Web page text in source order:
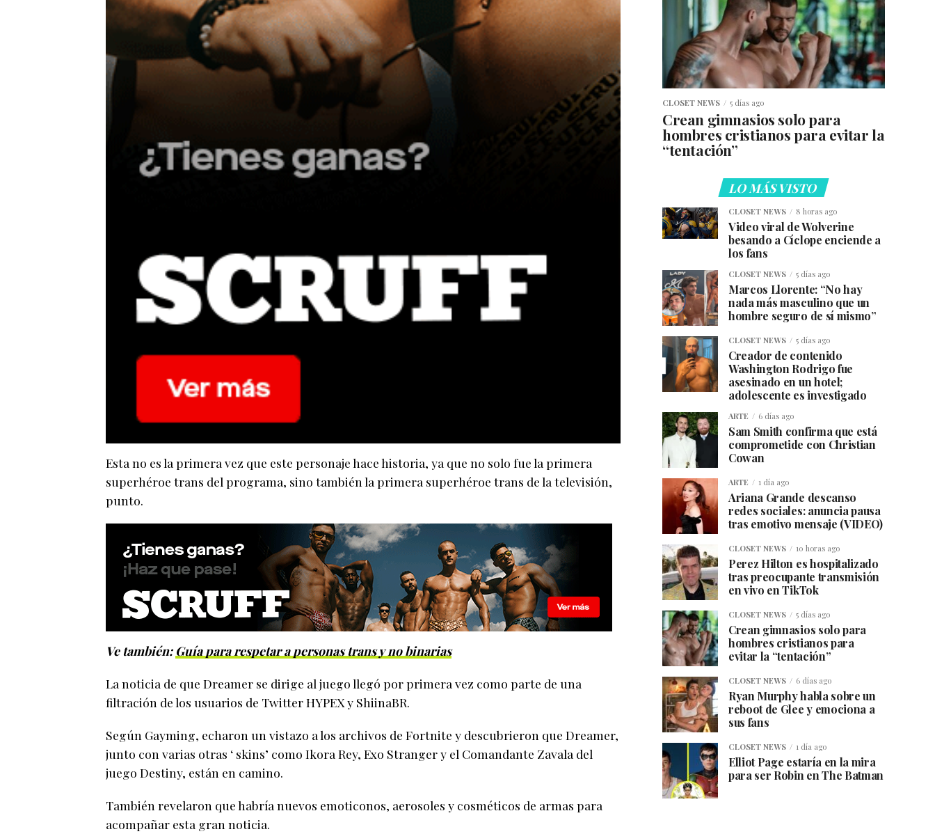
Esta no es la primera vez que este personaje hace historia, ya que no solo fue la primera
superhéroe trans del programa, sino también la primera superhéroe trans de la televisión,
punto.
Ve también: Guía para respetar a personas trans y no binarias
La noticia de que Dreamer se dirige al juego llegó por primera vez como parte de una
filtración de los usuarios de Twitter HYPEX y ShiinaBR.
Según Gayming, echaron un vistazo a los archivos de Fortnite y descubrieron que Dreamer,
junto con varias otras ‘ skins’ como Ikora Rey, Exo Stranger y el Comandante Zavala del
juego Destiny, están en camino.
También revelaron que habría nuevos emoticonos, aerosoles y cosméticos de armas para
acompañar esta gran noticia.
CLOSET NEWS 5 días ago
Crean gimnasios solo para
hombres cristianos para evitar la
“tentación”
LO MÁS VISTO
CLOSET NEWS 8 horas ago
Video viral de Wolverine
besando a Cíclope enciende a
los fans
CLOSET NEWS 5 días ago
Marcos Llorente: “No hay
nada más masculino que un
hombre seguro de sí mismo”
CLOSET NEWS 5 días ago
Creador de contenido
Washington Rodrigo fue
asesinado en un hotel;
adolescente es investigado
ARTE 6 días ago
Sam Smith confirma que está
comprometide con Christian
Cowan
ARTE 1 día ago
Ariana Grande descanso
redes sociales: anuncia pausa
tras emotivo mensaje (VIDEO)
CLOSET NEWS 10 horas ago
Perez Hilton es hospitalizado
tras preocupante transmisión
en vivo en TikTok
CLOSET NEWS 5 días ago
Crean gimnasios solo para
hombres cristianos para
evitar la “tentación”
CLOSET NEWS 6 días ago
Ryan Murphy habla sobre un
reboot de Glee y emociona a
sus fans
CLOSET NEWS 1 día ago
Elliot Page estaría en la mira
para ser Robin en The Batman